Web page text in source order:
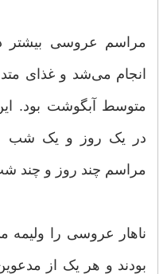
مراسم عروسى بیشتر در
انجام مى‌شد و غذاى
متوسط آبگوشت بود.
در یک روز و یک شب
مراسم چند روز و چند
ناهار عروسى را ولیمه
بودند و هر یک از